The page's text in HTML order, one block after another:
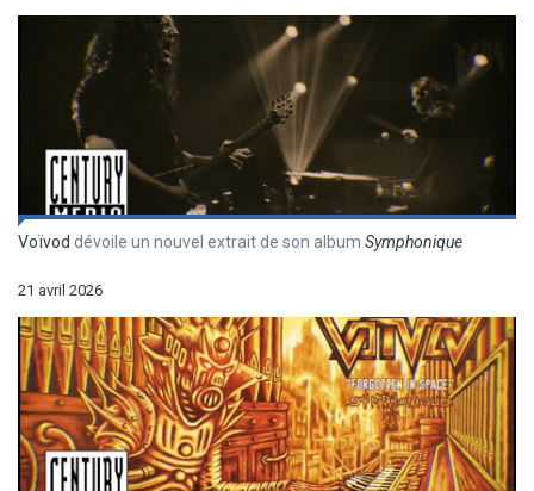
Voïvod dévoile un nouvel extrait de son album Symphonique
21 avril 2026